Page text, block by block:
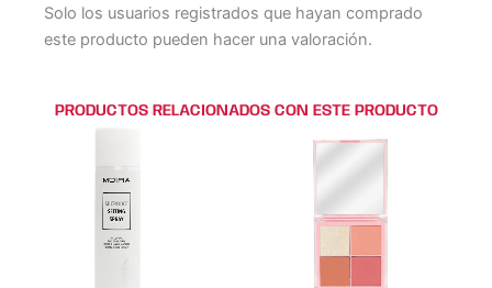
Solo los usuarios registrados que hayan comprado
este producto pueden hacer una valoración.
PRODUCTOS RELACIONADOS CON ESTE PRODUCTO
múltiples
múltiples